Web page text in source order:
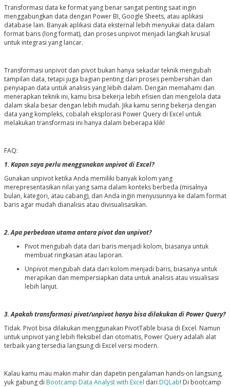
Transformasi data ke format yang benar sangat penting saat ingin
menggabungkan data dengan Power BI, Google Sheets, atau aplikasi
database lain. Banyak aplikasi data eksternal lebih menyukai data dalam
format baris (long format), dan proses unpivot menjadi langkah krusial
untuk integrasi yang lancar.
Transformasi unpivot dan pivot bukan hanya sekadar teknik mengubah
tampilan data, tetapi juga bagian penting dari proses pembersihan dan
penyiapan data untuk analisis yang lebih dalam. Dengan memahami dan
menerapkan teknik ini, kamu bisa bekerja lebih efisien dan mengelola data
dalam skala besar dengan lebih mudah. Jika kamu sering bekerja dengan
data yang kompleks, cobalah eksplorasi Power Query di Excel untuk
melakukan transformasi ini hanya dalam beberapa klik!
FAQ:
1. Kapan saya perlu menggunakan unpivot di Excel?
Gunakan unpivot ketika Anda memiliki banyak kolom yang
merepresentasikan nilai yang sama dalam konteks berbeda (misalnya
bulan, kategori, atau cabang), dan Anda ingin menyusunnya ke dalam format
baris agar mudah dianalisis atau divisualisasikan.
2. Apa perbedaan utama antara pivot dan unpivot?
Pivot mengubah data dari baris menjadi kolom, biasanya untuk
membuat ringkasan atau laporan.
Unpivot mengubah data dari kolom menjadi baris, biasanya untuk
merapikan dan mempersiapkan data untuk analisis atau visualisasi
lebih lanjut.
3. Apakah transformasi pivot/unpivot hanya bisa dilakukan di Power Query?
Tidak. Pivot bisa dilakukan menggunakan PivotTable biasa di Excel. Namun
untuk unpivot yang lebih fleksibel dan otomatis, Power Query adalah alat
terbaik yang tersedia langsung di Excel versi modern.
Kalau kamu mau makin mahir dan dapetin pengalaman hands-on langsung,
yuk gabung di Bootcamp Data Analyst with Excel dari DQLab! Di bootcamp